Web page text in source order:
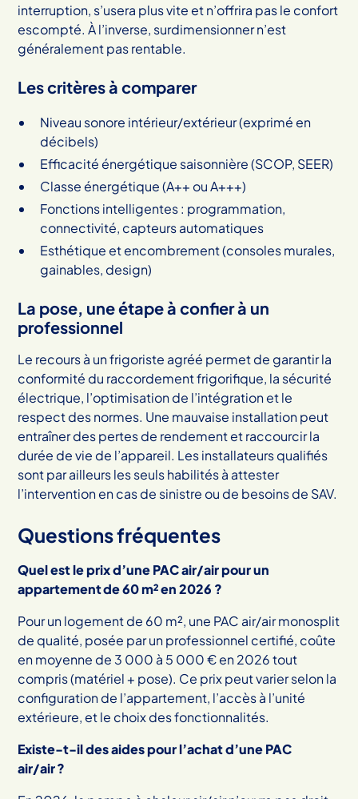
interruption, s’usera plus vite et n’offrira pas le confort
escompté. À l’inverse, surdimensionner n’est
généralement pas rentable.
Les critères à comparer
Niveau sonore intérieur/extérieur (exprimé en
décibels)
Efficacité énergétique saisonnière (SCOP, SEER)
Classe énergétique (A++ ou A+++)
Fonctions intelligentes : programmation,
connectivité, capteurs automatiques
Esthétique et encombrement (consoles murales,
gainables, design)
La pose, une étape à confier à un
professionnel
Le recours à un frigoriste agréé permet de garantir la
conformité du raccordement frigorifique, la sécurité
électrique, l’optimisation de l’intégration et le
respect des normes. Une mauvaise installation peut
entraîner des pertes de rendement et raccourcir la
durée de vie de l’appareil. Les installateurs qualifiés
sont par ailleurs les seuls habilités à attester
l’intervention en cas de sinistre ou de besoins de SAV.
Questions fréquentes
Quel est le prix d’une PAC air/air pour un
appartement de 60 m² en 2026 ?
Pour un logement de 60 m², une PAC air/air monosplit
de qualité, posée par un professionnel certifié, coûte
en moyenne de 3 000 à 5 000 € en 2026 tout
compris (matériel + pose). Ce prix peut varier selon la
configuration de l’appartement, l’accès à l’unité
extérieure, et le choix des fonctionnalités.
Existe-t-il des aides pour l’achat d’une PAC
air/air ?